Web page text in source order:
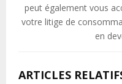
peut également vous
votre litige de
en
ARTICLES